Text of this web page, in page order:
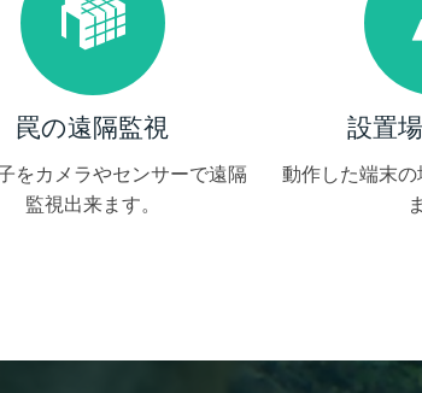
罠の遠隔監視
をカメラやセンサーで遠隔
監視出来ます。
設置
動作した端末